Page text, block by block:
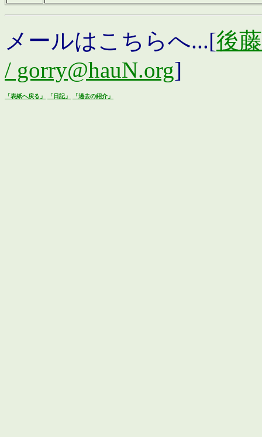
メールはこちらへ...[後
/ gorry@hauN.org]
「表紙へ戻る」 「日記」 「過去の紹介」